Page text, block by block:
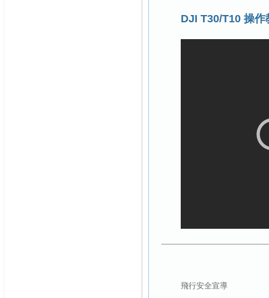
DJI T30/T10 操作
飛行安全宣導